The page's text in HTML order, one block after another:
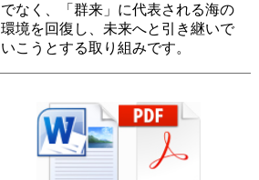
でなく、「群来」に代表される海の
環境を回復し、未来へと引き継いで
いこうとする取り組みです。